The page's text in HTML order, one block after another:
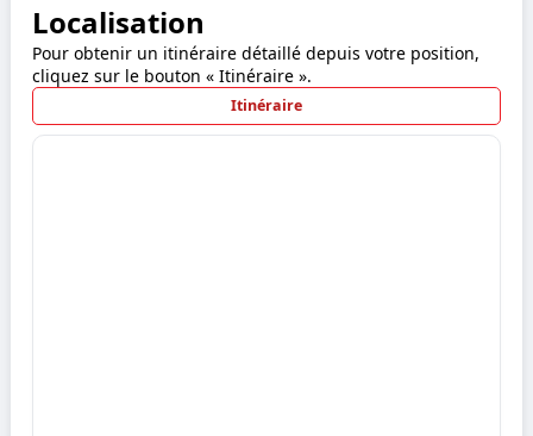
Localisation
Pour obtenir un itinéraire détaillé depuis votre position,
cliquez sur le bouton « Itinéraire ».
Itinéraire